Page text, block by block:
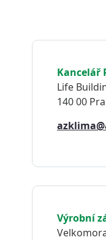
Kancelář
Life
140 00
Výrobní